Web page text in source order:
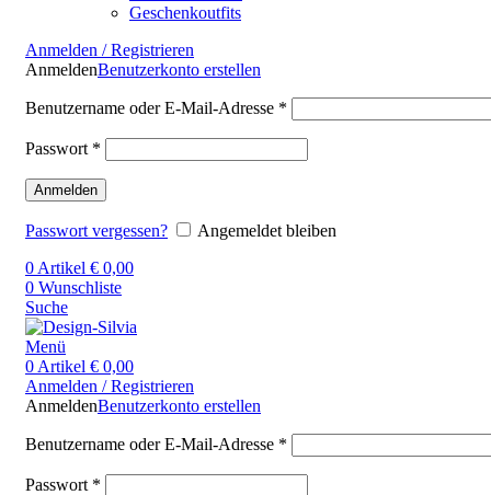
Geschenkoutfits
Anmelden / Registrieren
AnmeldenBenutzerkonto erstellen
Benutzername oder E-Mail-Adresse *
Passwort *
Anmelden
Passwort vergessen?
Angemeldet bleiben
0 Artikel € 0,00
0 Wunschliste
Suche
Menü
0 Artikel € 0,00
Anmelden / Registrieren
AnmeldenBenutzerkonto erstellen
Benutzername oder E-Mail-Adresse *
Passwort *